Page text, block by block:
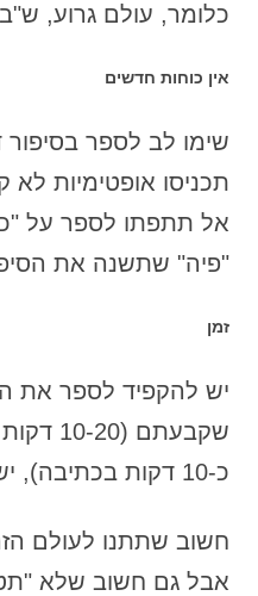
כלומר, עולם גרוע,
אין כוחות חדשים
שימו לב לספר בסיפור
תכניסו אופטימיות לא
אל תתפתו לספר על
"פיה" שתשנה את
זמן
יש להקפיד לספר את
כ-10 דקות בכתיבה), יש לכך חשיבות.
חשוב שתתנו לעולם
אבל גם חשוב שלא